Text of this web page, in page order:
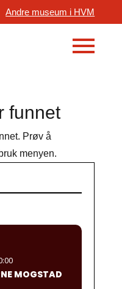
Andre museum i HVM
funnet
Prøv å
menyen.
MOGSTAD